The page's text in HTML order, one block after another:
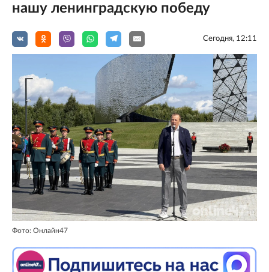
нашу ленинградскую победу
Сегодня, 12:11
Фото: Онлайн47